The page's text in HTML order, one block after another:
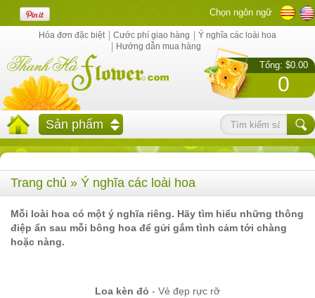
Chọn ngôn ngữ
Tổng: $0.00
0
Hóa đơn đặc biệt Cước phí giao hàng
Ý nghĩa các loài hoa
Hướng dẫn mua hàng
Sản phẩm
Trang chủ » Ý nghĩa các loài hoa
Mỗi loài hoa có một ý nghĩa riêng. Hãy tìm hiểu những thông
điệp ẩn sau mỗi bông hoa để gửi gắm tình cảm tới chàng
hoặc nàng.
Loa kèn đỏ - Vẻ đẹp rực rỡ